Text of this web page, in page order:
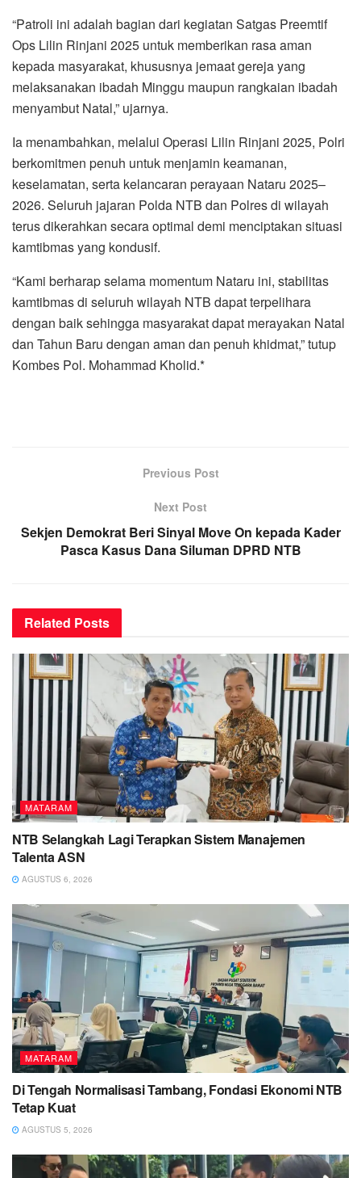
“Patroli ini adalah bagian dari kegiatan Satgas Preemtif
Ops Lilin Rinjani 2025 untuk memberikan rasa aman
kepada masyarakat, khususnya jemaat gereja yang
melaksanakan ibadah Minggu maupun rangkaian ibadah
menyambut Natal,” ujarnya.
Ia menambahkan, melalui Operasi Lilin Rinjani 2025, Polri
berkomitmen penuh untuk menjamin keamanan,
keselamatan, serta kelancaran perayaan Nataru 2025–
2026. Seluruh jajaran Polda NTB dan Polres di wilayah
terus dikerahkan secara optimal demi menciptakan situasi
kamtibmas yang kondusif.
“Kami berharap selama momentum Nataru ini, stabilitas
kamtibmas di seluruh wilayah NTB dapat terpelihara
dengan baik sehingga masyarakat dapat merayakan Natal
dan Tahun Baru dengan aman dan penuh khidmat,” tutup
Kombes Pol. Mohammad Kholid.*
Previous Post
Next Post
Sekjen Demokrat Beri Sinyal Move On kepada Kader
Pasca Kasus Dana Siluman DPRD NTB
Related Posts
MATARAM
NTB Selangkah Lagi Terapkan Sistem Manajemen
Talenta ASN
AGUSTUS 6, 2026
MATARAM
Di Tengah Normalisasi Tambang, Fondasi Ekonomi NTB
Tetap Kuat
AGUSTUS 5, 2026